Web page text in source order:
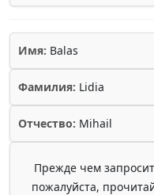
Имя: Balas
Фамилия: Lidia
Отчество: Mihail
Прежде чем
пожалуйста,